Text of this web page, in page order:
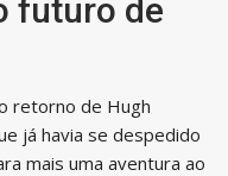
futuro de
retorno de Hugh
já havia se despedido
mais uma aventura ao